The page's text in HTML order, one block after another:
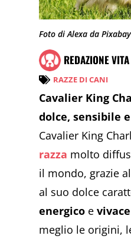
Foto di Alexa da Pixabay
REDAZIONE
RAZZE DI CANI
Cavalier King
dolce, sensibile
Cavalier King
razza molto
il mondo, grazie
al suo dolce
energico evivace
meglio le origini,